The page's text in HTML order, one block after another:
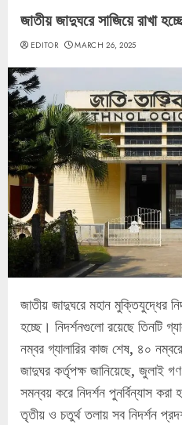
জাতীয় জাদুঘরে সাজিয়ে রাখা
EDITOR MARCH 26, 2025
জাতীয় জাদুঘরে মহান মুক্তিযুদ্ধের
হচ্ছে। নিদর্শনগুলো রয়েছে তিনটি
নম্বর গ্যালারির কাজ শেষ, ৪০
জাদুঘর কর্তৃপক্ষ জানিয়েছে, জুলাই
সমন্বয় করে নিদর্শন পুনর্বিন্যাস
তৃতীয় ও চতুর্থ তলায় সব নিদর্শন